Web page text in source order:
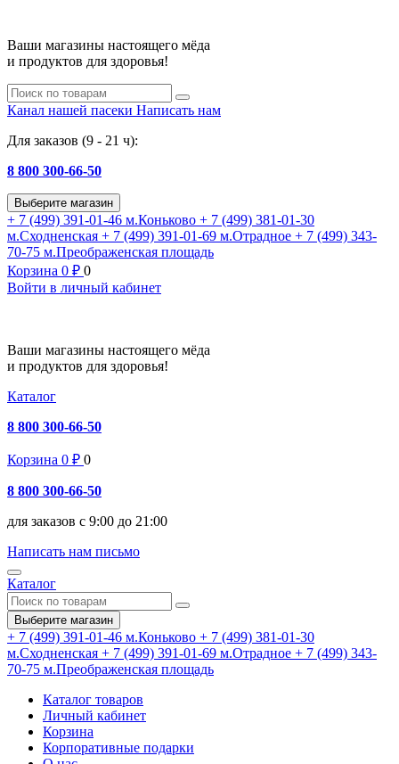
Ваши магазины настоящего мёда
и продуктов для здоровья!
Канал нашей пасеки Написать нам
Для заказов (9 - 21 ч):
8 800 300-66-50
Выберите магазин
+ 7 (499) 391-01-46 м.Коньково + 7 (499) 381-01-30
м.Сходненская + 7 (499) 391-01-69 м.Отрадное + 7 (499) 343-
70-75 м.Преображенская площадь
Корзина 0 ₽ 0
Войти в личный кабинет
Ваши магазины настоящего мёда
и продуктов для здоровья!
Каталог
8 800 300-66-50
Корзина 0 ₽ 0
8 800 300-66-50
для заказов с 9:00 до 21:00
Написать нам письмо
Каталог
Выберите магазин
+ 7 (499) 391-01-46 м.Коньково + 7 (499) 381-01-30
м.Сходненская + 7 (499) 391-01-69 м.Отрадное + 7 (499) 343-
70-75 м.Преображенская площадь
Каталог товаров
Личный кабинет
Корзина
Корпоративные подарки